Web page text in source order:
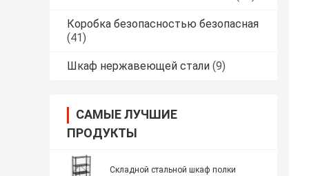
Коробка безопасностью безопасная
(41)
Шкаф нержавеющей стали (9)
САМЫЕ ЛУЧШИЕ
ПРОДУКТЫ
Складной стальной шкаф полки